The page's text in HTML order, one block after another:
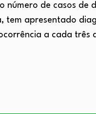
número de casos de
tem apresentado
a cada três